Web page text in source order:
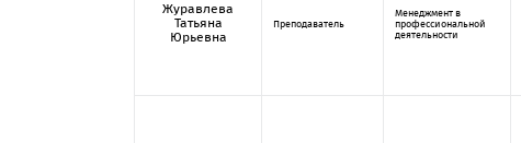
Журавлева
Татьяна
Юрьевна
Преподаватель
Менеджмент в
профессиональной
деятельности